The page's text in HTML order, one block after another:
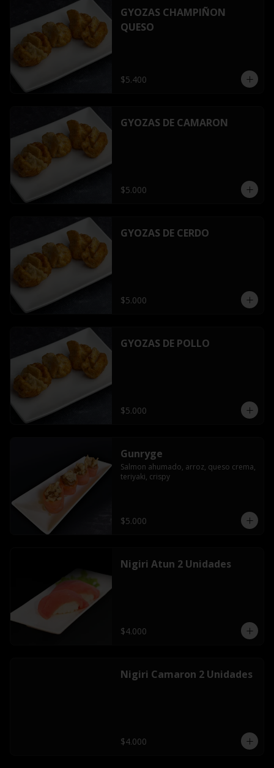
GYOZAS CHAMPIÑON
QUESO
$5.400
GYOZAS DE CAMARON
$5.000
GYOZAS DE CERDO
$5.000
GYOZAS DE POLLO
$5.000
Gunryge
Salmon ahumado, arroz, queso crema,
teriyaki, crispy
$5.000
Nigiri Atun 2 Unidades
$4.000
Nigiri Camaron 2 Unidades
$4.000